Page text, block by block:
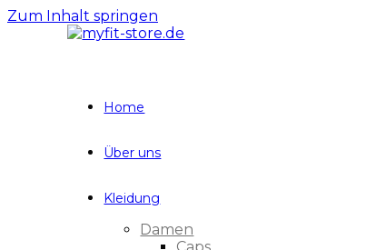
Zum Inhalt springen
Home
Über uns
Kleidung
Damen